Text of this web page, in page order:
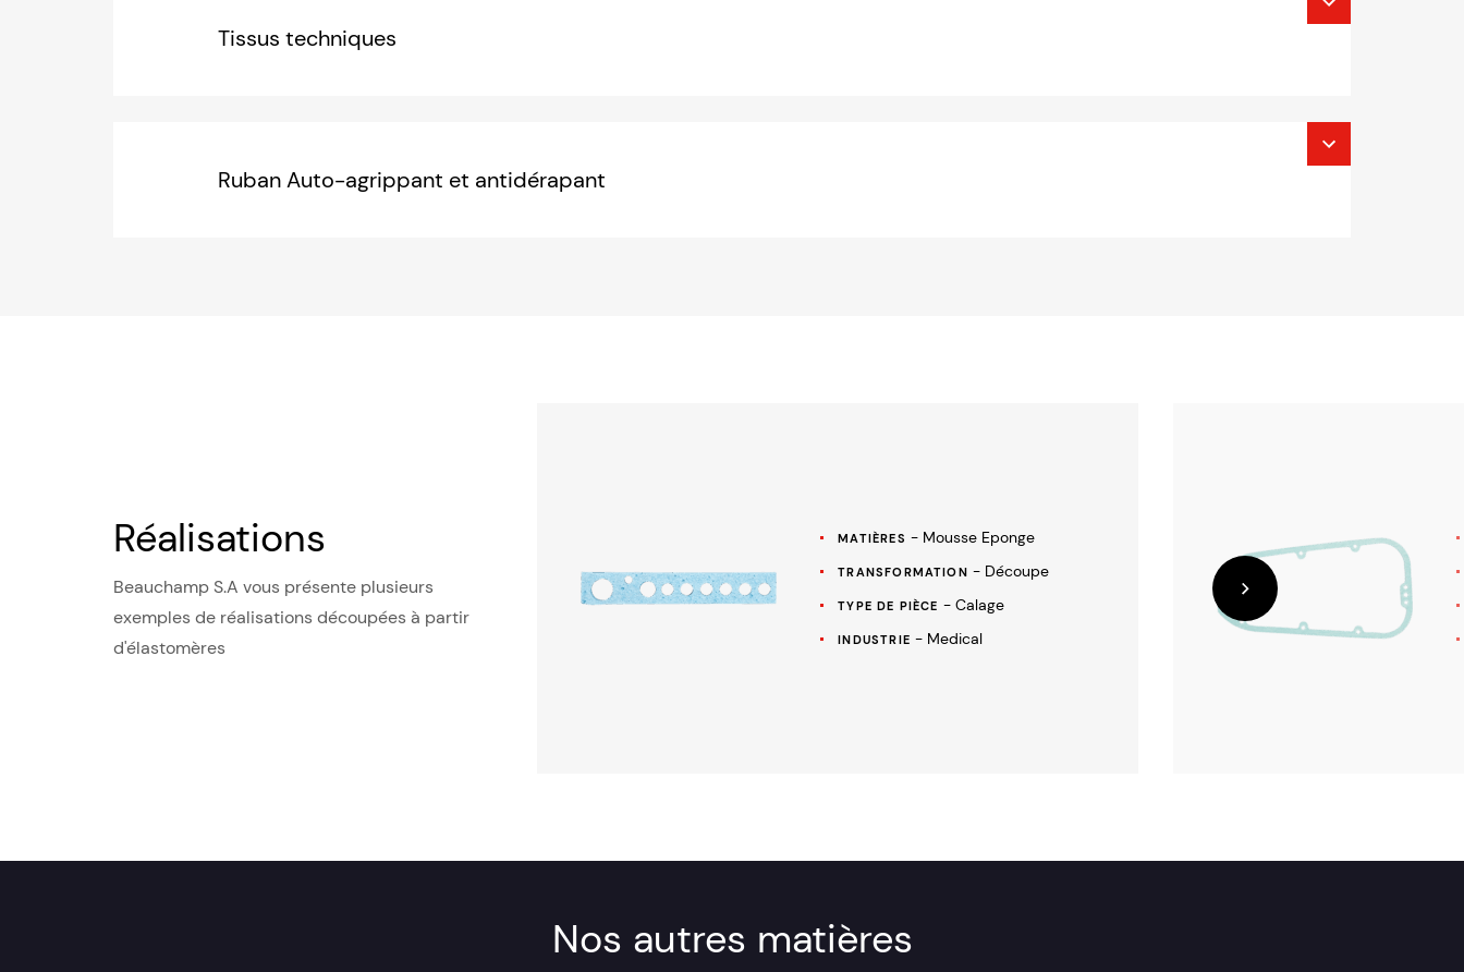
Tissus techniques
Ruban Auto-agrippant et antidérapant
Réalisations
Beauchamp S.A vous présente plusieurs
exemples de réalisations découpées à partir
d'élastomères
MATIÈRES - Mousse Eponge
TRANSFORMATION - Découpe
TYPE DE PIÈCE - Calage
INDUSTRIE - Medical
Nos autres matières